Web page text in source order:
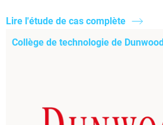
Lire l'étude de cas complète
Collège de technologie de